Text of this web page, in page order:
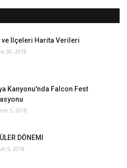
ve İlçeleri Harita Verileri
30, 2018
Kanyonu'nda Falcon Fest
5, 2018
DÖNEMİ
5, 2018